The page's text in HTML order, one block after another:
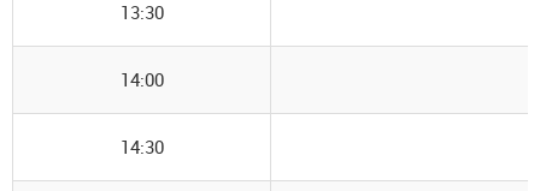
13:30
14:00
14:30